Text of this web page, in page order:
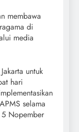
membawa
di
media
untuk
hari
selama
Nopember